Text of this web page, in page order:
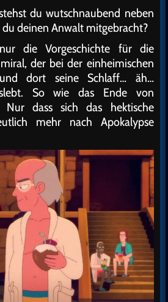
du wutschnaubend neben
deinen Anwalt mitgebracht?
die Vorgeschichte für die
der bei der einheimischen
dort seine Schlaff… äh…
So wie das Ende von
Nur dass sich das hektische
mehr nach Apokalypse